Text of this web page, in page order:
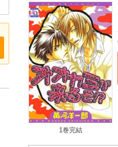
1巻完結